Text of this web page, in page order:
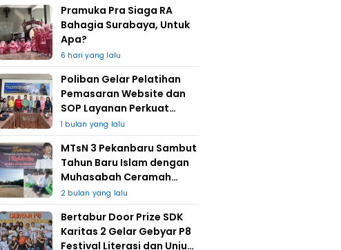
Pramuka Pra Siaga RA
Bahagia Surabaya, Untuk
Apa?
6 hari yang lalu
Poliban Gelar Pelatihan
Pemasaran Website dan
SOP Layanan Perkuat
UMKM Berkat Guru Kapuh
1 bulan yang lalu
MTsN 3 Pekanbaru Sambut
Tahun Baru Islam dengan
Muhasabah Ceramah
Agama
2 bulan yang lalu
Bertabur Door Prize SDK
Karitas 2 Gelar Gebyar P8
Festival Literasi dan Unjuk